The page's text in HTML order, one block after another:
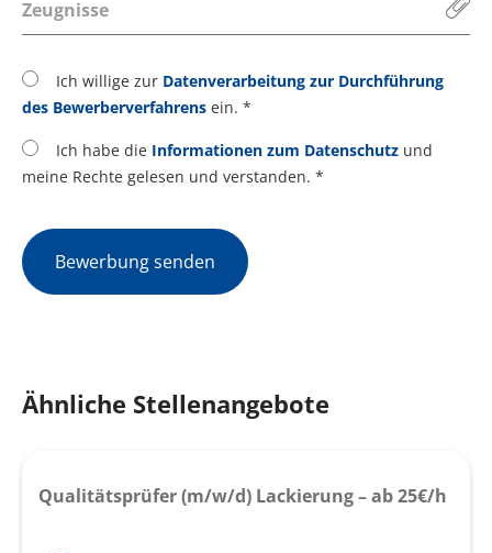
Zeugnisse
Ich willige zur Datenverarbeitung zur Durchführung
des Bewerberverfahrens ein. *
Ich habe die Informationen zum Datenschutz und
meine Rechte gelesen und verstanden. *
Bewerbung senden
Ähnliche Stellenangebote
Qualitätsprüfer (m/w/d) Lackierung – ab 25€/h